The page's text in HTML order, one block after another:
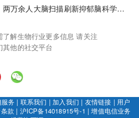
Nat Mental Health：两万余人大脑扫描刷新抑郁脑科学认知！抑郁不只是情绪病，视觉、运动脑区同步受损！
了解生物行业更多信息 请关注
其他的社交平台
务 | 联系我们 | 加入我们 | 友情链接 | 用户
款 | 沪ICP备14018915号-1 |增值电信业务